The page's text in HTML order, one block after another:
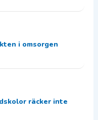
i omsorgen
räcker inte